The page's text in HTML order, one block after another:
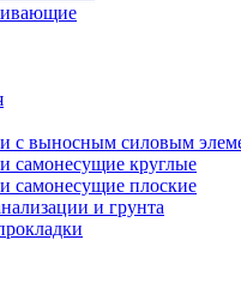
с выносным силовым
самонесущие круглые
самонесущие плоские
и грунта